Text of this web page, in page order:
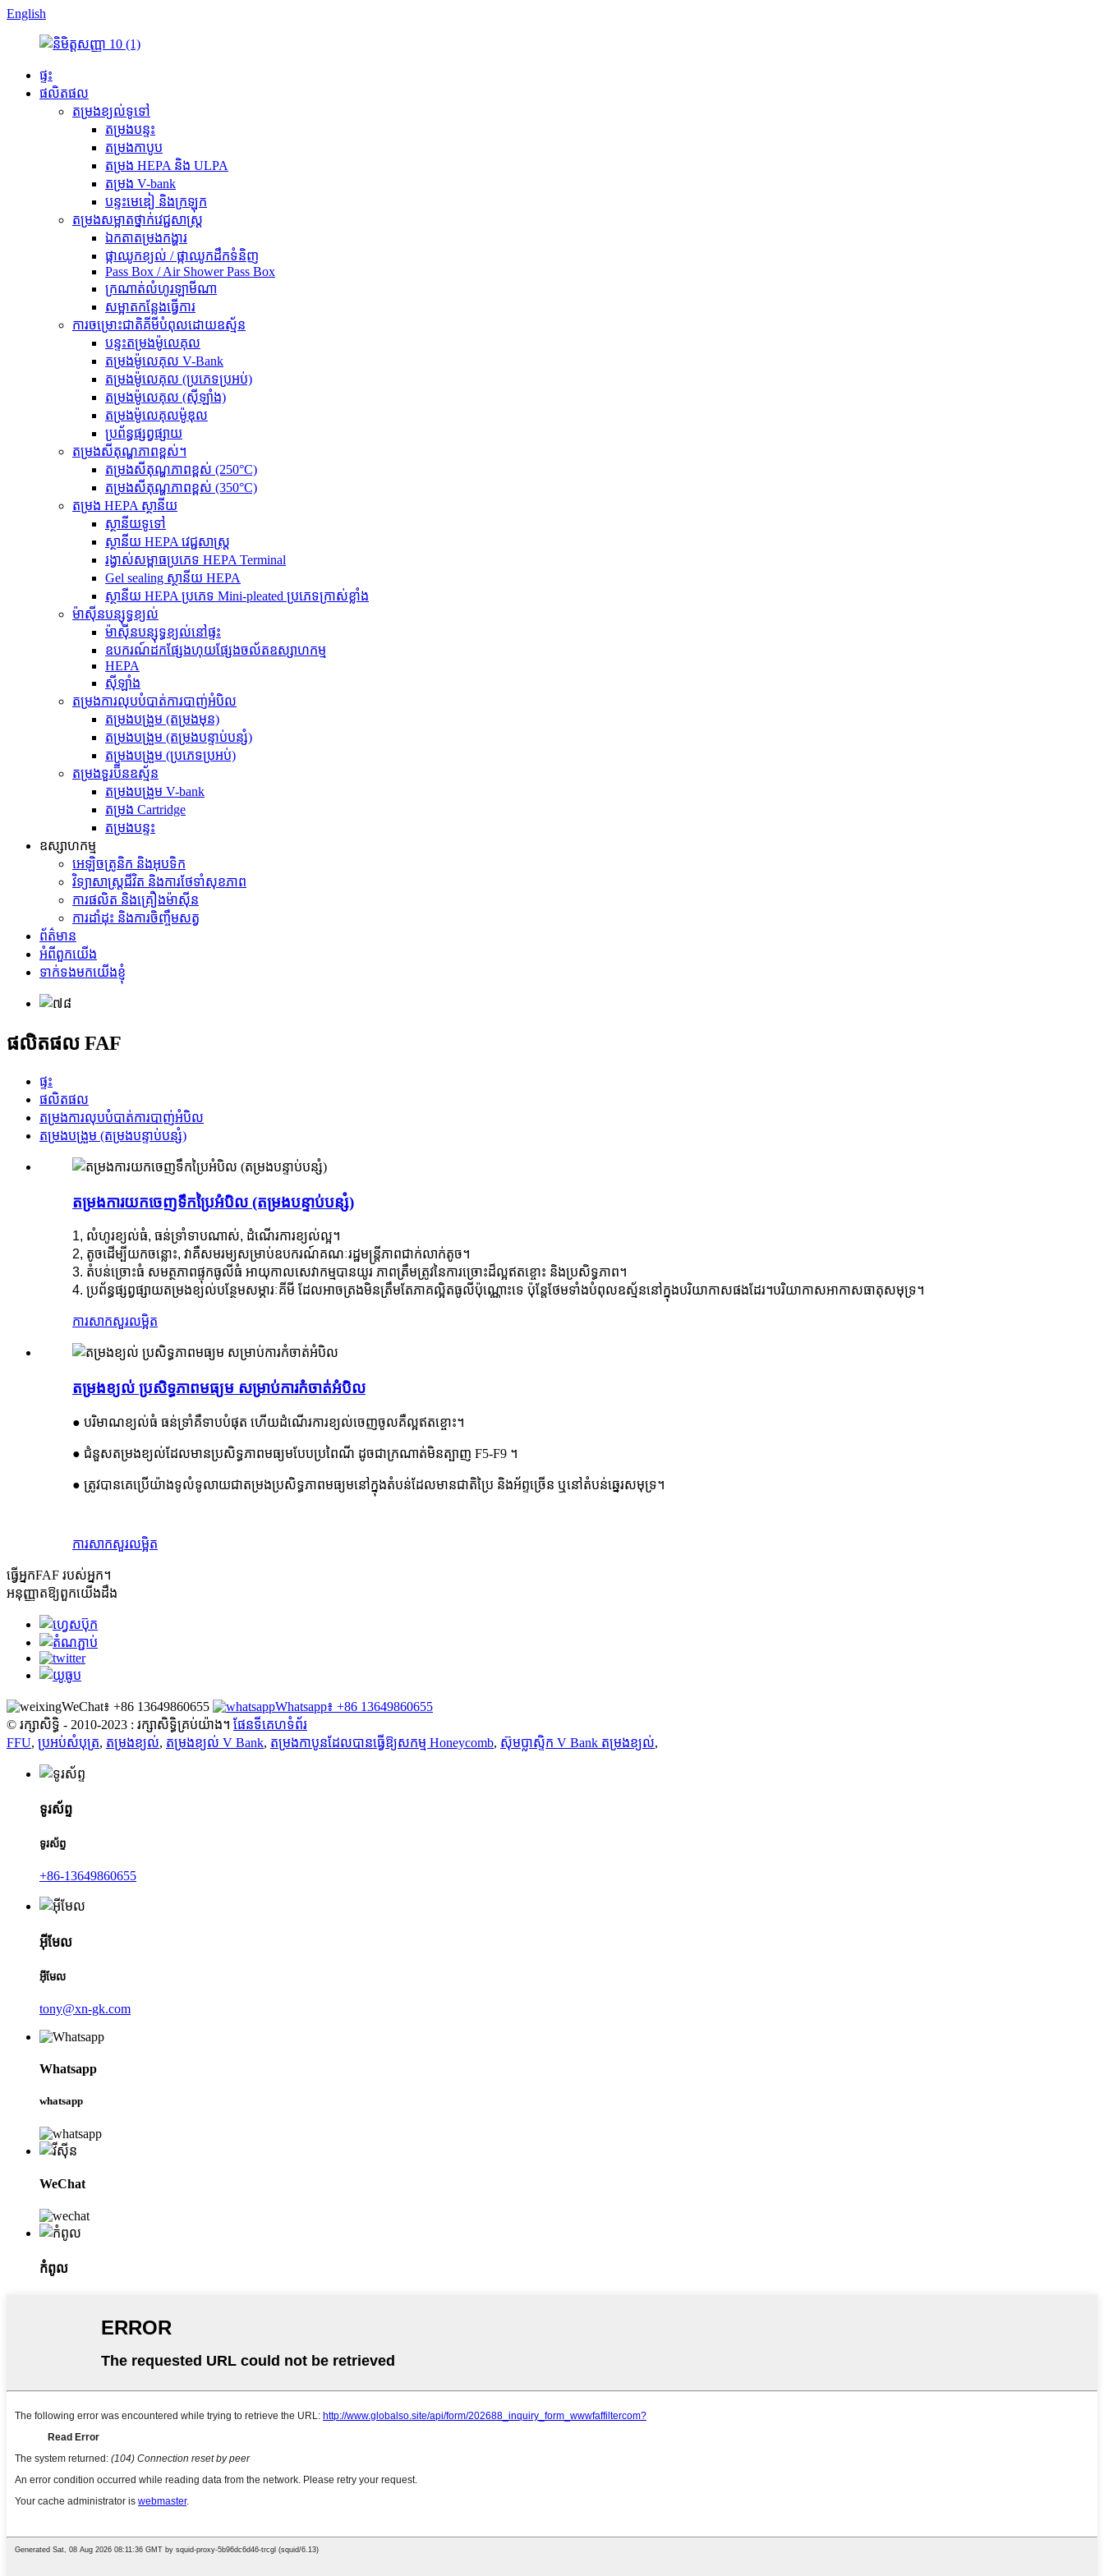
English
ផ្ទះ
ផលិតផល
តម្រងខ្យល់ទូទៅ
តម្រងបន្ទះ
តម្រងកាបូប
តម្រង HEPA និង ULPA
តម្រង V-bank
បន្ទះមេឌៀ និងក្រឡុក
តម្រងសម្អាតថ្នាក់វេជ្ជសាស្ត្រ
ឯកតាតម្រងកង្ហារ
ផ្កាឈូកខ្យល់ / ផ្កាឈូកដឹកទំនិញ
Pass Box / Air Shower Pass Box
ក្រណាត់លំហូរឡាមីណា
សម្អាតកន្លែងធ្វើការ
ការ​ចម្រោះ​ជាតិ​គីមី​បំពុល​ដោយ​ឧស្ម័ន
បន្ទះតម្រងម៉ូលេគុល
តម្រងម៉ូលេគុល V-Bank
តម្រងម៉ូលេគុល (ប្រភេទប្រអប់)
តម្រងម៉ូលេគុល (ស៊ីឡាំង)
តម្រងម៉ូលេគុលម៉ូឌុល
ប្រព័ន្ធផ្សព្វផ្សាយ
តម្រងសីតុណ្ហភាពខ្ពស់។
តម្រងសីតុណ្ហភាពខ្ពស់ (250°C)
តម្រងសីតុណ្ហភាពខ្ពស់ (350°C)
តម្រង HEPA ស្ថានីយ
ស្ថានីយទូទៅ
ស្ថានីយ HEPA វេជ្ជសាស្ត្រ
រង្វាស់សម្ពាធប្រភេទ HEPA Terminal
Gel sealing ស្ថានីយ HEPA
ស្ថានីយ HEPA ប្រភេទ Mini-pleated ប្រភេទក្រាស់ខ្លាំង
ម៉ាស៊ីនបន្សុទ្ធខ្យល់
ម៉ាស៊ីនបន្សុទ្ធខ្យល់នៅផ្ទះ
ឧបករណ៍ដកផ្សែងហុយផ្សែងចល័តឧស្សាហកម្ម
HEPA
ស៊ីឡាំង
តម្រង​ការ​លុប​បំបាត់​ការ​បាញ់​អំបិល
តម្រងបង្រួម (តម្រងមុន)
តម្រងបង្រួម (តម្រងបន្ទាប់បន្សំ)
តម្រងបង្រួម (ប្រភេទប្រអប់)
តម្រងទួរប៊ីនឧស្ម័ន
តម្រងបង្រួម V-bank
តម្រង Cartridge
តម្រងបន្ទះ
ឧស្សាហកម្ម
អេឡិចត្រូនិក និងអុបទិក
វិទ្យាសាស្ត្រជីវិត និងការថែទាំសុខភាព
ការផលិត និងគ្រឿងម៉ាស៊ីន
ការដាំដុះ និងការចិញ្ចឹមសត្វ
ព័ត៌មាន
អំពីពួកយើង
ទាក់ទងមកយើងខ្ញុំ
ផលិតផល FAF
ផ្ទះ
ផលិតផល
តម្រង​ការ​លុប​បំបាត់​ការ​បាញ់​អំបិល
តម្រងបង្រួម (តម្រងបន្ទាប់បន្សំ)
តម្រង​ការ​យក​ចេញ​ទឹក​ប្រៃ​អំបិល (តម្រង​បន្ទាប់បន្សំ)
1​, លំហូរ​ខ្យល់​ធំ​, ធន់​ទ្រាំ​ទាប​ណាស់​, ដំណើរការ​ខ្យល់​ល្អ​។
2, តូចដើម្បីយកចន្លោះ, វាគឺសមរម្យសម្រាប់ឧបករណ៍គណៈរដ្ឋមន្ត្រីភាពជាក់លាក់តូច។
3. តំបន់ច្រោះធំ សមត្ថភាពផ្ទុកធូលីធំ អាយុកាលសេវាកម្មបានយូរ ភាពត្រឹមត្រូវនៃការច្រោះដ៏ល្អឥតខ្ចោះ និងប្រសិទ្ធភាព។
4. ប្រព័ន្ធផ្សព្វផ្សាយតម្រងខ្យល់បន្ថែមសម្ភារៈគីមី ដែលអាចត្រងមិនត្រឹមតែភាគល្អិតធូលីប៉ុណ្ណោះទេ ប៉ុន្តែថែមទាំងបំពុលឧស្ម័ននៅក្នុងបរិយាកាសផងដែរ។បរិយាកាសអាកាសធាតុសមុទ្រ។
ការសាកសួរលម្អិត
តម្រងខ្យល់ ប្រសិទ្ធភាពមធ្យម សម្រាប់ការកំចាត់អំបិល
● បរិមាណខ្យល់ធំ ធន់ទ្រាំគឺទាបបំផុត ហើយដំណើរការខ្យល់ចេញចូលគឺល្អឥតខ្ចោះ។
● ជំនួសតម្រងខ្យល់ដែលមានប្រសិទ្ធភាពមធ្យមបែបប្រពៃណី ដូចជាក្រណាត់មិនត្បាញ F5-F9 ។
● ត្រូវបានគេប្រើយ៉ាងទូលំទូលាយជាតម្រងប្រសិទ្ធភាពមធ្យមនៅក្នុងតំបន់ដែលមានជាតិប្រៃ និងអ័ព្ទច្រើន ឬនៅតំបន់ឆ្នេរសមុទ្រ។
ការសាកសួរលម្អិត
ធ្វើ​អ្នក​FAF របស់អ្នក។
អនុញ្ញាតឱ្យពួកយើងដឹង
WeChat៖ +86 13649860655
Whatsapp៖ +86 13649860655
© រក្សាសិទ្ធិ - 2010-2023 : រក្សាសិទ្ធិគ្រប់យ៉ាង។ ផែនទីគេហទំព័រ
FFU, ប្រអប់សំបុត្រ, តម្រងខ្យល់, តម្រងខ្យល់ V Bank, តម្រងកាបូនដែលបានធ្វើឱ្យសកម្ម Honeycomb, ស៊ុមប្លាស្ទិក V Bank តម្រងខ្យល់,
ទូរស័ព្ទ
ទូរស័ព្ទ
+86-13649860655
អ៊ីមែល
អ៊ីមែល
tony@xn-gk.com
Whatsapp
whatsapp
WeChat
កំពូល